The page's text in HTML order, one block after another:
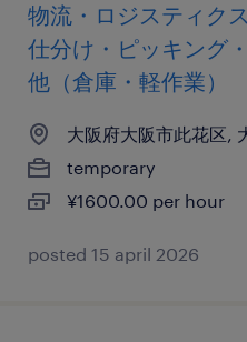
物流・ロジスティク
仕分け・ピッキング
他（倉庫・軽作業）
大阪府大阪市此花区,
temporary
¥1600.00 per hour
posted 15 april 2026